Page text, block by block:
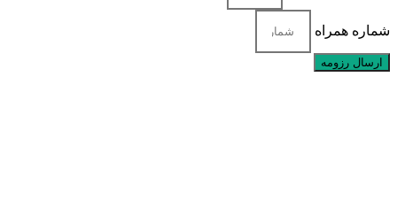
شماره همراه
ارسال رزومه